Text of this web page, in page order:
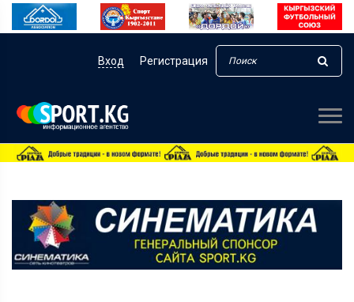
Вход Регистрация